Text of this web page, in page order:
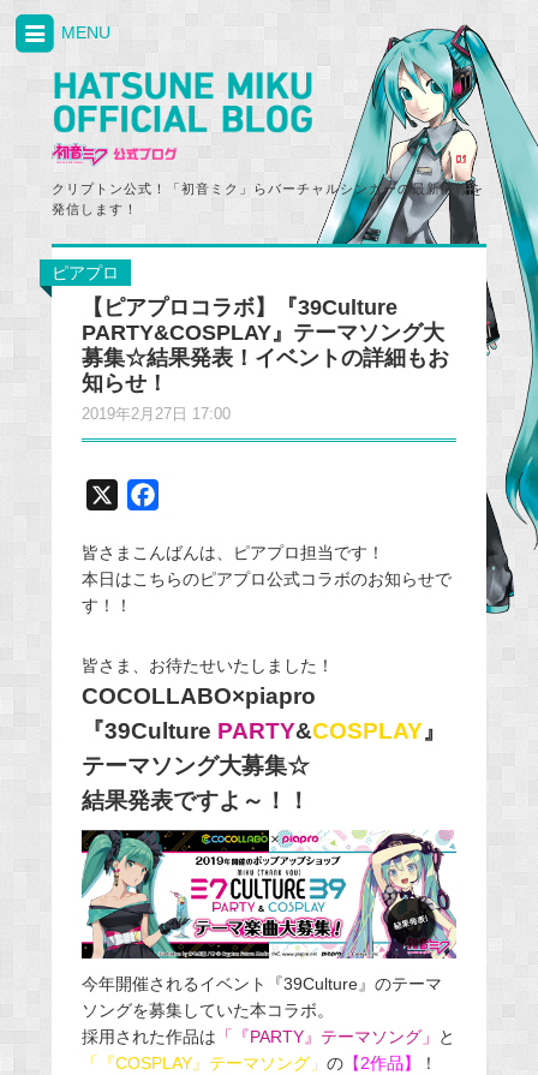
クリプトン公式！「初音ミク」らバーチャルシンガーの最新情報を
発信します！
MENU
ピアプロ
【ピアプロコラボ】『39Culture
PARTY&COSPLAY』テーマソング大
募集☆結果発表！イベントの詳細もお
知らせ！
2019年2月27日 17:00
c
e
皆さまこんばんは、ピアプロ担当です！
本日はこちらのピアプロ公式コラボのお知らせで
す！！
皆さま、お待たせいたしました！
COCOLLABO×piapro
『39Culture PARTY&COSPLAY』
テーマソング大募集☆
結果発表ですよ～！！
今年開催されるイベント『39Culture』のテーマ
ソングを募集していた本コラボ。
採用された作品は 「『PARTY』テーマソング」
と
「『COSPLAY』テーマソング」 の【2作品】
！